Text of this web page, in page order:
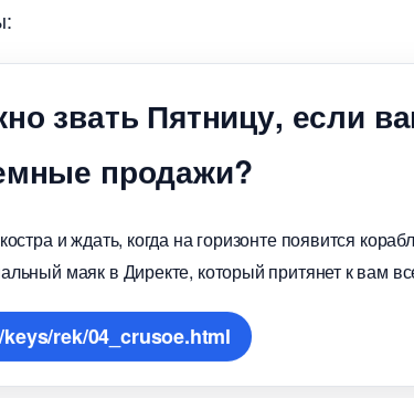
звать Пятницу, если
продажи?
и ждать, когда на горизонте появится
маяк в Директе, который притянет к вам
rek/04_crusoe.html